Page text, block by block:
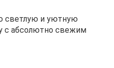
светлую и уютную
с абсолютно свежим